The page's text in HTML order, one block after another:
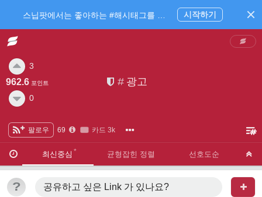
# 광고
3
962.6 포인트
0
팔로우 69 카드 3k
최신중심 균형잡힌 정렬 선호도순
? 공유하고 싶은 Link 가 있나요?
스닙팟에서는 좋아하는 #해시태그를 팔로우 하고 내가 관심있는 주제만 모아볼 수 있어요. 시작하기